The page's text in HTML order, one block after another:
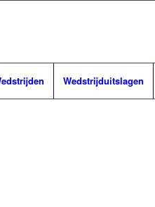
Wedstrijduitslagen